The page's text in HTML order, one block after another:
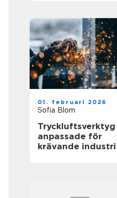
01. februari 2026
Sofia Blom
Tryckluftsverktyg
anpassade för
krävande industri